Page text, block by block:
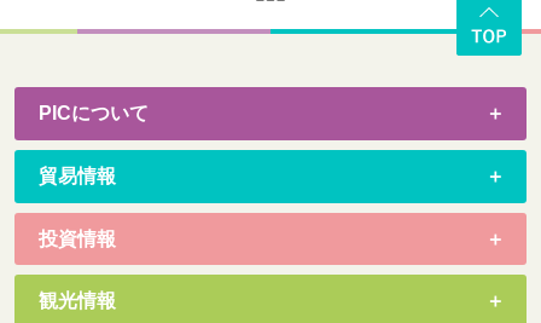
PICについて
貿易情報
投資情報
観光情報